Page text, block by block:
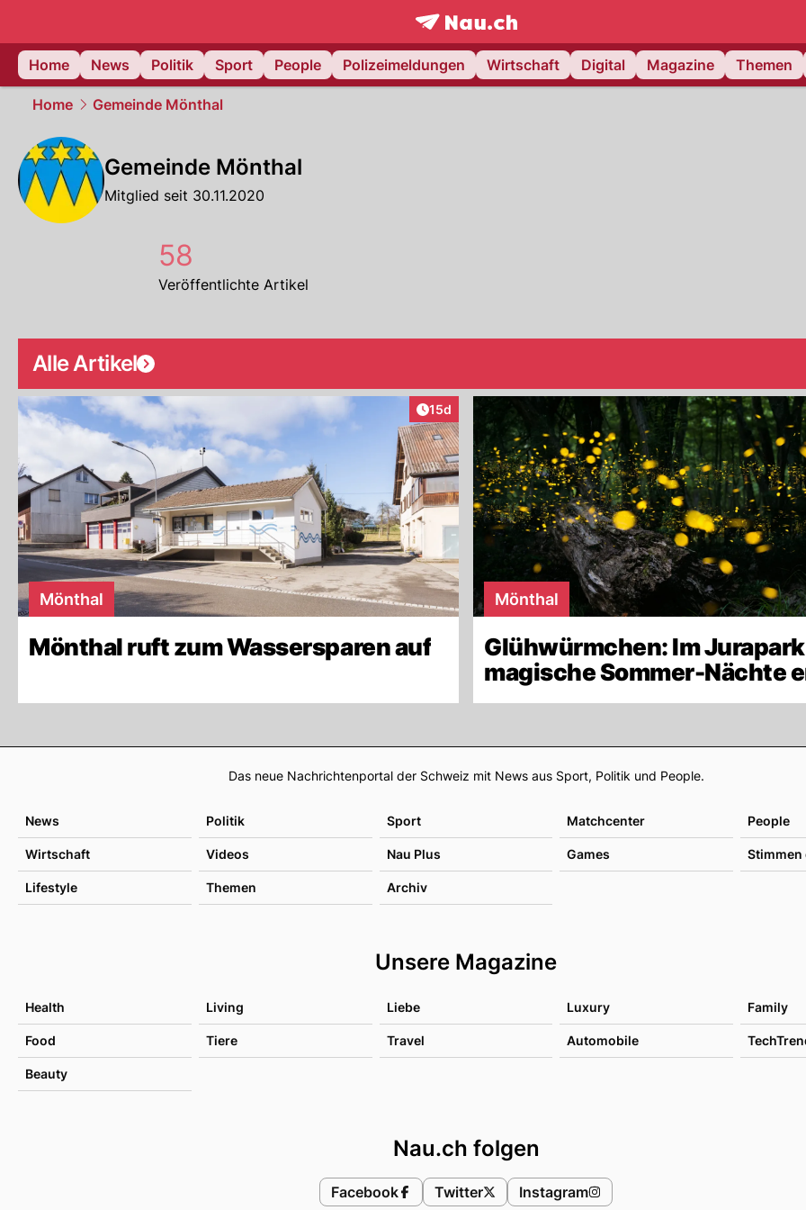
frontpage.NAU.ch
Home
News Politik Sport People Polizeimeldungen Wirtschaft Digital Magazine Themen
Home Gemeinde Mönthal
Gemeinde Mönthal
Mitglied seit 30.11.2020
58
Veröffentlichte Artikel
Alle Artikel
Artikel veröffentlicht:
15d
Mönthal
Mönthal ruft zum Wassersparen auf
Mönthal
Glühwürmchen: Im Jurapark
magische Sommer-Nächte
Footer
Das neue Nachrichtenportal der Schweiz mit News aus Sport, Politik und People.
News Politik Sport Matchcenter People
Wirtschaft Videos Nau Plus Games Stimmen
Lifestyle Themen Archiv
Unsere Magazine
Health Living Liebe Luxury Family
Food Tiere Travel Automobile
Beauty
Nau.ch folgen
Facebook Twitter Instagram